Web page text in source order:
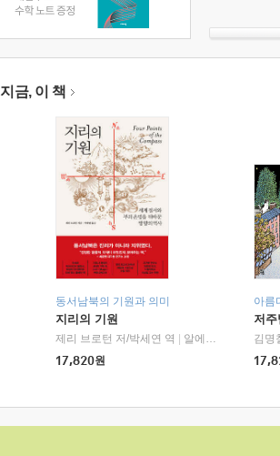
지금, 이 책
동서남북의 기원과 의미
지리의 기원
제리 브로턴 저/박세연 역
알에이치코리아(RHK)
17,820원
아름
저
김명